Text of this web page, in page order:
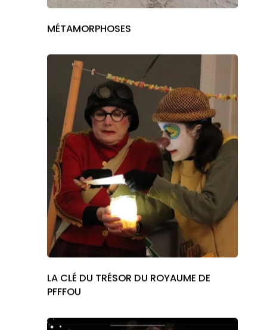
MÉTAMORPHOSES
LA CLÉ DU TRÉSOR DU ROYAUME DE
PFFFOU